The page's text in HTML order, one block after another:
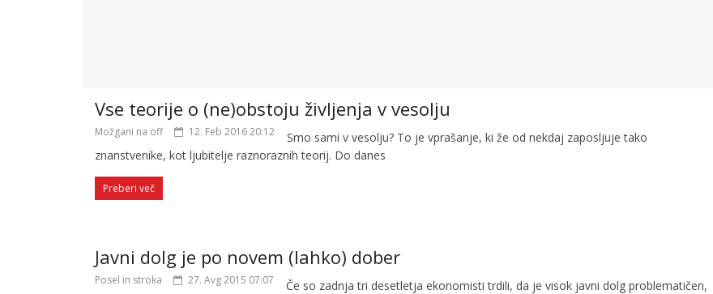
Vse teorije o (ne)obstoju življenja v vesolju
Možgani na off 12. Feb 2016 20:12
Smo sami v vesolju? To je vprašanje, ki že od nekdaj zaposljuje tako
znanstvenike, kot ljubitelje raznoraznih teorij. Do danes
Preberi več
Javni dolg je po novem (lahko) dober
Posel in stroka 27. Avg 2015 07:07
Če so zadnja tri desetletja ekonomisti trdili, da je visok javni dolg problematičen,